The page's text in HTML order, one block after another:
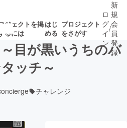
ジェクトを掲
るには
はじ
める
プロジェクト
をさがす
ロジェクト
ロ
グ
イ
ン
/
新
規
会
員
登
録
目が黒いうちのバ
ッチ～
チャレンジ